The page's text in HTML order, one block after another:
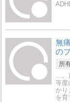
無
の
所
…。
等度
かり
を